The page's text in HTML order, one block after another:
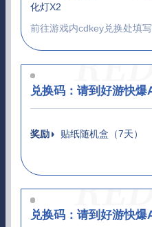
化灯X2
前往游戏内cdkey兑换处填
兑换码： 请到好游快爆
奖励 贴纸随机盒（7天）
兑换码： 请到好游快爆